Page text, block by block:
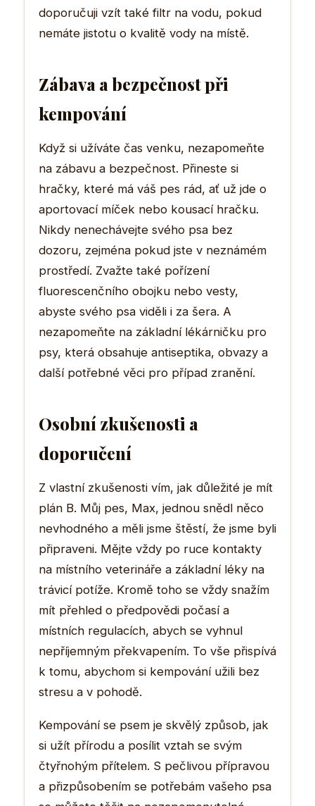
doporučuji vzít také filtr na vodu, pokud
nemáte jistotu o kvalitě vody na místě.
Zábava a bezpečnost při
kempování
Když si užíváte čas venku, nezapomeňte
na zábavu a bezpečnost. Přineste si
hračky, které má váš pes rád, ať už jde o
aportovací míček nebo kousací hračku.
Nikdy nenechávejte svého psa bez
dozoru, zejména pokud jste v neznámém
prostředí. Zvažte také pořízení
fluorescenčního obojku nebo vesty,
abyste svého psa viděli i za šera. A
nezapomeňte na základní lékárničku pro
psy, která obsahuje antiseptika, obvazy a
další potřebné věci pro případ zranění.
Osobní zkušenosti a
doporučení
Z vlastní zkušenosti vím, jak důležité je mít
plán B. Můj pes, Max, jednou snědl něco
nevhodného a měli jsme štěstí, že jsme byli
připraveni. Mějte vždy po ruce kontakty
na místního veterináře a základní léky na
trávicí potíže. Kromě toho se vždy snažím
mít přehled o předpovědi počasí a
místních regulacích, abych se vyhnul
nepříjemným překvapením. To vše přispívá
k tomu, abychom si kempování užili bez
stresu a v pohodě.
Kempování se psem je skvělý způsob, jak
si užít přírodu a posílit vztah se svým
čtyřnohým přítelem. S pečlivou přípravou
a přizpůsobením se potřebám vašeho psa